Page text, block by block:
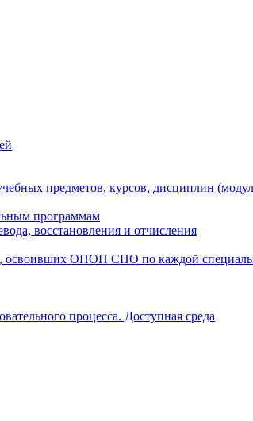
предметов, курсов, дисциплин
программам
восстановления и отчисления
освоивших ОПОП СПО по каждой
процесса. Доступная среда